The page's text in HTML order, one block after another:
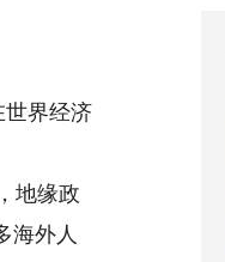
界经济
地缘政
海外人